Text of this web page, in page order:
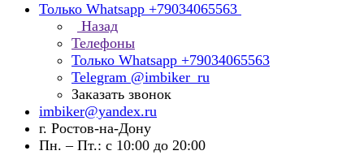
Только Whatsapp +79034065563
Назад
Телефоны
Только Whatsapp +79034065563
Telegram @imbiker_ru
Заказать звонок
imbiker@yandex.ru
г. Ростов-на-Дону
Пн. – Пт.: с 10:00 до 20:00